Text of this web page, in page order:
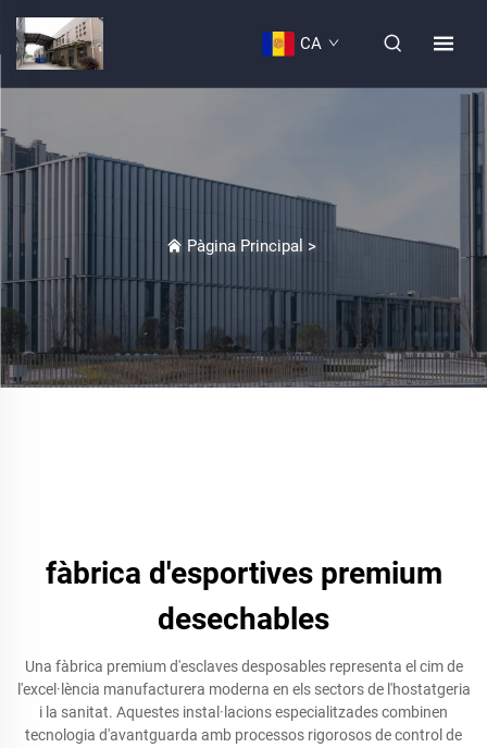
CA
Pàgina Principal >
fàbrica d'esportives premium
desechables
Una fàbrica premium d'esclaves desposables representa el cim de
l'excel·lència manufacturera moderna en els sectors de l'hostatgeria
i la sanitat. Aquestes instal·lacions especialitzades combinen
tecnologia d'avantguarda amb processos rigorosos de control de